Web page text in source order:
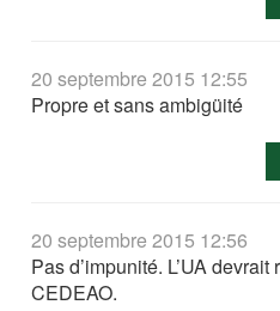
20 septembre 2015 12:55
Propre et sans ambigüité
20 septembre 2015 12:56
Pas d’impunité. L’UA
CEDEAO.